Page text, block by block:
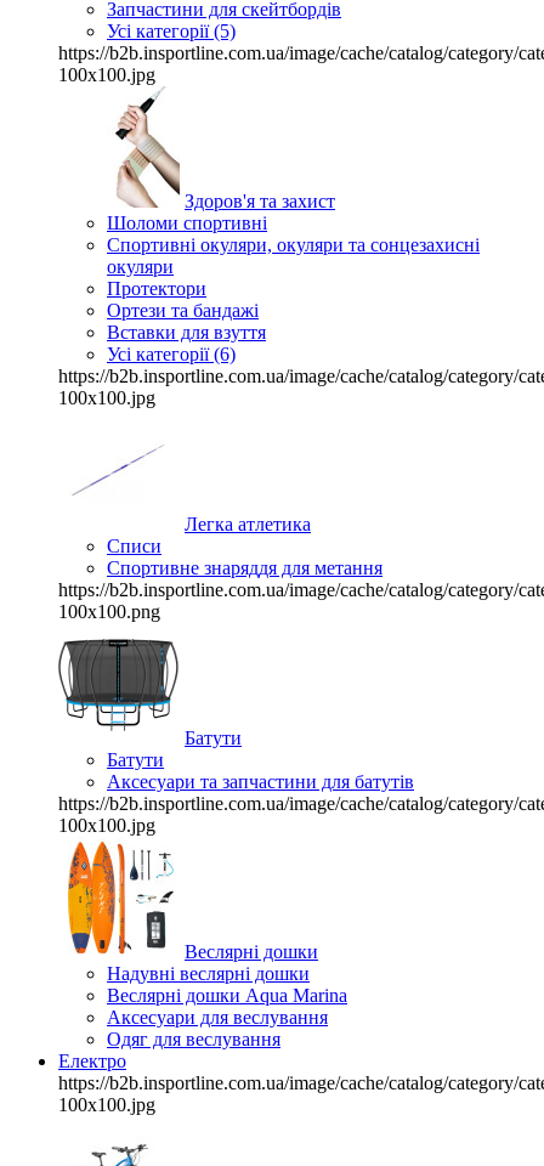
Запчастини для скейтбордів
Усі категорії (5)
https://b2b.insportline.com.ua/image/cache/catalog/category/
100x100.jpg
Здоров'я та захист
Шоломи спортивні
Спортивні окуляри, окуляри та сонцезахисні
окуляри
Протектори
Ортези та бандажі
Вставки для взуття
Усі категорії (6)
https://b2b.insportline.com.ua/image/cache/catalog/category/
100x100.jpg
Легка атлетика
Списи
Спортивне знаряддя для метання
https://b2b.insportline.com.ua/image/cache/catalog/category/
100x100.png
Батути
Батути
Аксесуари та запчастини для батутів
https://b2b.insportline.com.ua/image/cache/catalog/category/
100x100.jpg
Веслярні дошки
Надувні веслярні дошки
Веслярні дошки Aqua Marina
Аксесуари для веслування
Одяг для веслування
Електро
https://b2b.insportline.com.ua/image/cache/catalog/category/
100x100.jpg